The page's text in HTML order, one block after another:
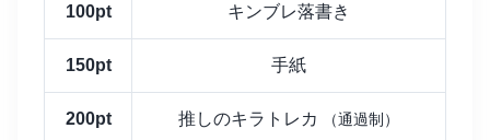
100pt キンブレ落書き
150pt 手紙
200pt 推しのキラトレカ （通過制）